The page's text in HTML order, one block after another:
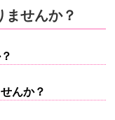
ませんか？
んか？